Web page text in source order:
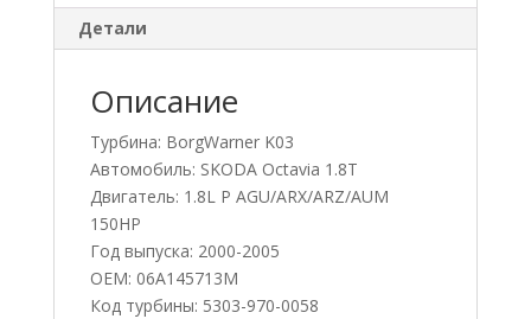
Детали
Описание
Турбина: BorgWarner K03
Автомобиль: SKODA Octavia 1.8T
Двигатель: 1.8L P AGU/ARX/ARZ/AUM
150HP
Год выпуска: 2000-2005
OEM: 06A145713M
Код турбины: 5303-970-0058